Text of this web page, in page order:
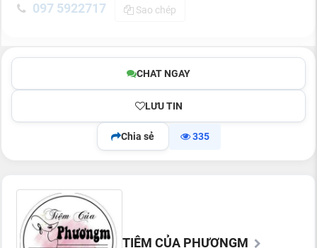
097 5922717 Sao chép
CHAT NGAY
LƯU TIN
Chia sẻ 335
TIỆM CỦA PHƯƠNGM